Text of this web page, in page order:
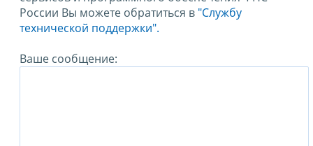
России Вы можете обратиться в "Службу
технической поддержки".
Ваше сообщение: